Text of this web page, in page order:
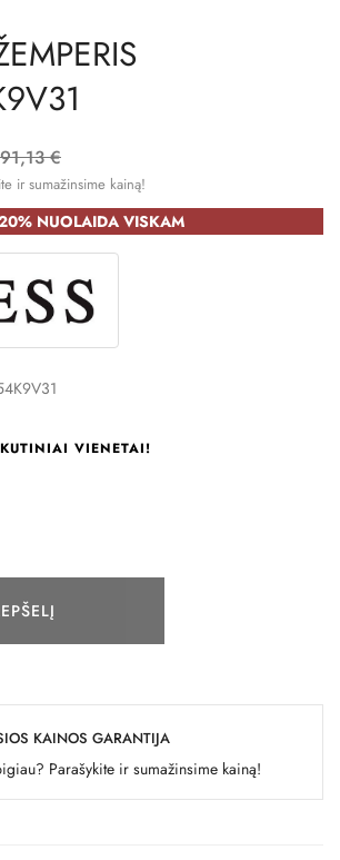
91,13 €
ir sumažinsime kainą!
NUOLAIDA VISKAM
VIENETAI!
KAINOS GARANTIJA
Parašykite ir sumažinsime kainą!